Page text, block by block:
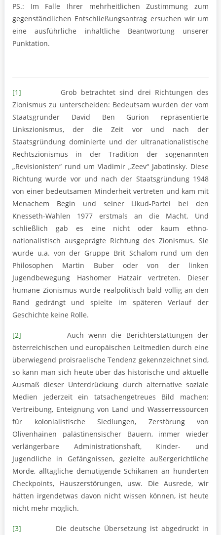
PS.: Im Falle Ihrer mehrheitlichen Zustimmung zum
gegenständlichen Entschließungsantrag ersuchen wir um
eine ausführliche inhaltliche Beantwortung unserer
Punktation.
[1] Grob betrachtet sind drei Richtungen des
Zionismus zu unterscheiden: Bedeutsam wurden der vom
Staatsgründer David Ben Gurion repräsentierte
Linkszionismus, der die Zeit vor und nach der
Staatsgründung dominierte und der ultranationalistische
Rechtszionismus in der Tradition der sogenannten
„Revisionisten“ rund um Vladimir „Zeev“ Jabotinsky. Diese
Richtung wurde vor und nach der Staatsgründung 1948
von einer bedeutsamen Minderheit vertreten und kam mit
Menachem Begin und seiner Likud-Partei bei den
Knesseth-Wahlen 1977 erstmals an die Macht. Und
schließlich gab es eine nicht oder kaum ethno-
nationalistisch ausgeprägte Richtung des Zionismus. Sie
wurde u.a. von der Gruppe Brit Schalom rund um den
Philosophen Martin Buber oder von der linken
Jugendbewegung Hashomer Hatzair vertreten. Dieser
humane Zionismus wurde realpolitisch bald völlig an den
Rand gedrängt und spielte im späteren Verlauf der
Geschichte keine Rolle.
[2] Auch wenn die Berichterstattungen der
österreichischen und europäischen Leitmedien durch eine
überwiegend proisraelische Tendenz gekennzeichnet sind,
so kann man sich heute über das historische und aktuelle
Ausmaß dieser Unterdrückung durch alternative soziale
Medien jederzeit ein tatsachengetreues Bild machen:
Vertreibung, Enteignung von Land und Wasserressourcen
für kolonialistische Siedlungen, Zerstörung von
Olivenhainen palästinensischer Bauern, immer wieder
verlängerbare Administrationshaft, Kinder- und
Jugendliche in Gefängnissen, gezielte außergerichtliche
Morde, alltägliche demütigende Schikanen an hunderten
Checkpoints, Hauszerstörungen, usw. Die Ausrede, wir
hätten irgendetwas davon nicht wissen können, ist heute
nicht mehr möglich.
[3] Die deutsche Übersetzung ist abgedruckt in